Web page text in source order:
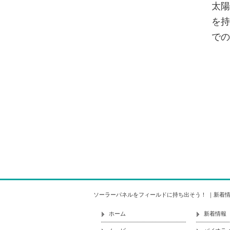
太
を
で
ソーラーパネルをフィールドに持ち出そう！ ｜新着
ホーム 新着情報